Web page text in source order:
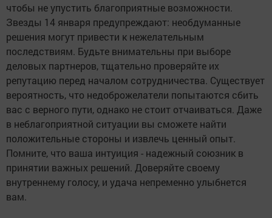
чтобы не упустить благоприятные возможности.
Звезды 14 января предупреждают: необдуманные
решения могут привести к нежелательным
последствиям. Будьте внимательны при выборе
деловых партнеров, тщательно проверяйте их
репутацию перед началом сотрудничества. Существует
вероятность, что недоброжелатели попытаются сбить
вас с верного пути, однако не стоит отчаиваться. Даже
в неблагоприятной ситуации вы сможете найти
положительные стороны и извлечь ценный опыт.
Помните, что ваша интуиция - надежный союзник в
принятии важных решений. Доверяйте своему
внутреннему голосу, и удача непременно улыбнется
вам.